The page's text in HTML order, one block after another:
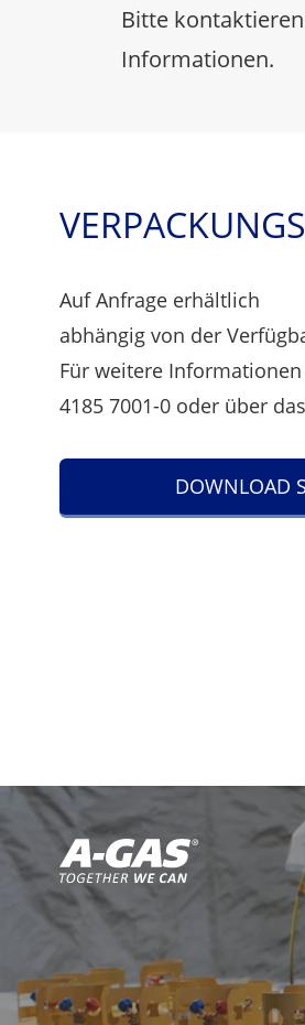
Bitte
Informationen.
Auf Anfrage erhältlich
abhängig von der
Für weitere
4185 7001-0 oder über das
DOWNLOAD